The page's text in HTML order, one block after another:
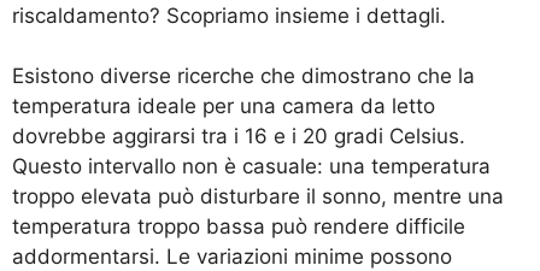
riscaldamento? Scopriamo insieme i dettagli.
Esistono diverse ricerche che dimostrano che la
temperatura ideale per una camera da letto
dovrebbe aggirarsi tra i 16 e i 20 gradi Celsius.
Questo intervallo non è casuale: una temperatura
troppo elevata può disturbare il sonno, mentre una
temperatura troppo bassa può rendere difficile
addormentarsi. Le variazioni minime possono